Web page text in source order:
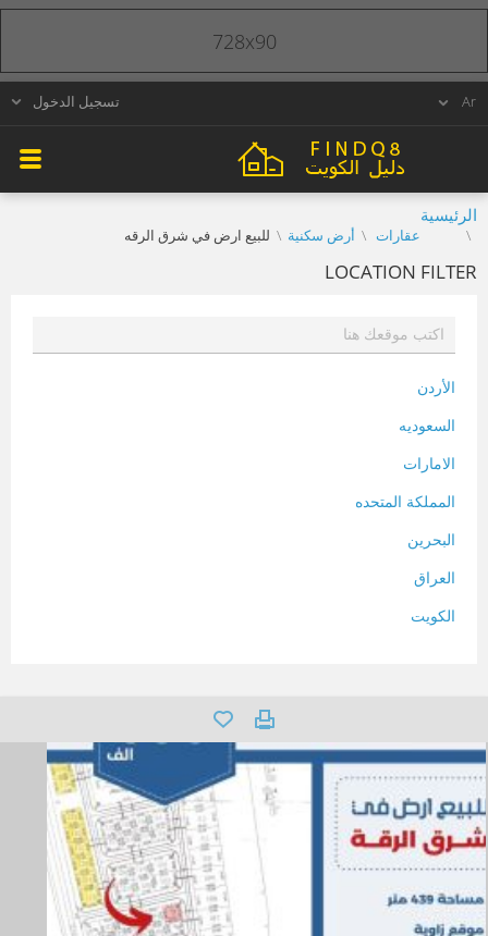
تسجيل الدخول
الرئيسية
عقارات أرض سكنية للبيع ارض في شرق الرقه
LOCATION FILTER
الأردن
السعوديه
الامارات
المملكة المتحده
البحرين
العراق
الكويت
فلسطين
قطر
سوريا
تركيا
728x90